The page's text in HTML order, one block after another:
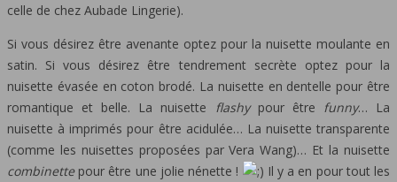
celle de chez Aubade Lingerie).
Si vous désirez être avenante optez pour la nuisette moulante en
satin. Si vous désirez être tendrement secrète optez pour la
nuisette évasée en coton brodé. La nuisette en dentelle pour être
romantique et belle. La nuisette flashypour être funny… La
nuisette à imprimés pour être acidulée… La nuisette transparente
(comme les nuisettes proposées par Vera Wang)… Et la nuisette
combinettepour être une jolie nénette !
Il y a en pour tout les